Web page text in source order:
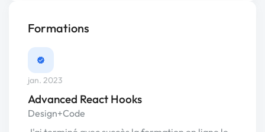
Formations
jan. 2023
Advanced React Hooks
Design+Code